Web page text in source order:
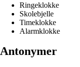
Ringeklokke
Skolebjelle
Timeklokke
Alarmklokke
Antonymer